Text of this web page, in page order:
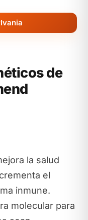
de
la salud
el
inmune.
molecular para